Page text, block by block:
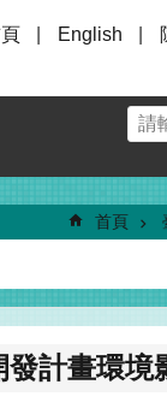
English
首頁
計畫環